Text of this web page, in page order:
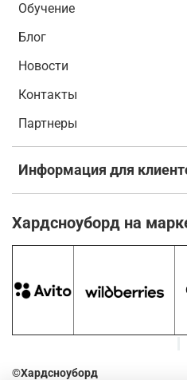
Обучение
Блог
Новости
Контакты
Партнеры
Информация для
Хардсноуборд на
©Хардсноуборд